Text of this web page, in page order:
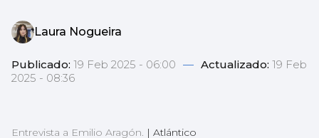
Laura Nogueira
Publicado: 19 Feb 2025 - 06:00 — Actualizado: 19 Feb
2025 - 08:36
Entrevista a Emilio Aragón. | Atlántico